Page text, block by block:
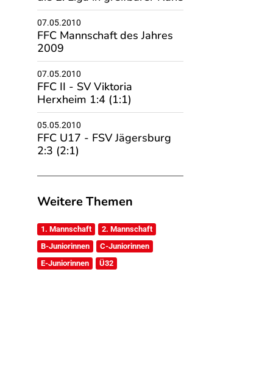
07.05.2010
FFC Mannschaft des Jahres
2009
07.05.2010
FFC II - SV Viktoria
Herxheim 1:4 (1:1)
05.05.2010
FFC U17 - FSV Jägersburg
2:3 (2:1)
Weitere Themen
1. Mannschaft
2. Mannschaft
B-Juniorinnen
C-Juniorinnen
E-Juniorinnen
Ü32